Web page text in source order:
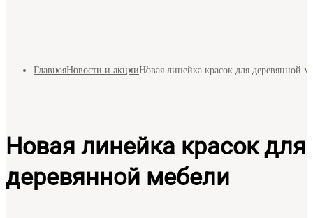
ГлавнаяНовости и акцииНовая линейка красок для деревянной
Новая линейка красок для
деревянной мебели